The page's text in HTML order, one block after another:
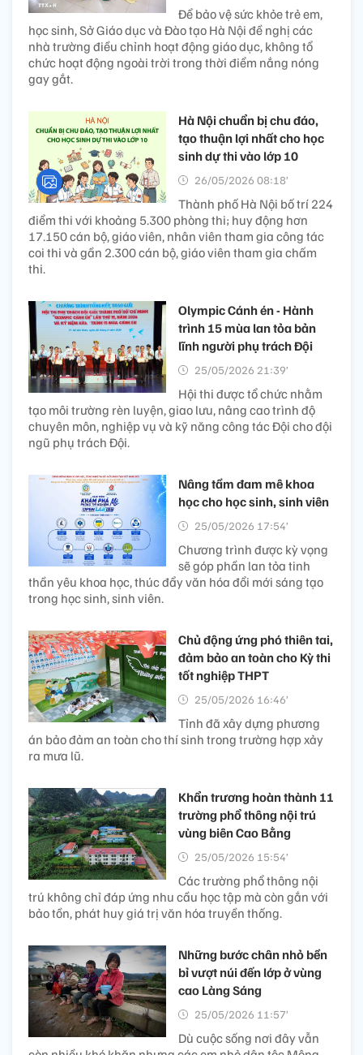
Để bảo vệ sức khỏe trẻ em,
học sinh, Sở Giáo dục và Đào tạo Hà Nội đề nghị các
nhà trường điều chỉnh hoạt động giáo dục, không tổ
chức hoạt động ngoài trời trong thời điểm nắng nóng
gay gắt.
Hà Nội chuẩn bị chu đáo,
tạo thuận lợi nhất cho học
sinh dự thi vào lớp 10
26/05/2026 08:18’
Thành phố Hà Nội bố trí 224
điểm thi với khoảng 5.300 phòng thi; huy động hơn
17.150 cán bộ, giáo viên, nhân viên tham gia công tác
coi thi và gần 2.300 cán bộ, giáo viên tham gia chấm
thi.
Olympic Cánh én - Hành
trình 15 mùa lan tỏa bản
lĩnh người phụ trách Đội
25/05/2026 21:39’
Hội thi được tổ chức nhằm
tạo môi trường rèn luyện, giao lưu, nâng cao trình độ
chuyên môn, nghiệp vụ và kỹ năng công tác Đội cho đội
ngũ phụ trách Đội.
Nâng tầm đam mê khoa
học cho học sinh, sinh viên
25/05/2026 17:54’
Chương trình được kỳ vọng
sẽ góp phần lan tỏa tinh
thần yêu khoa học, thúc đẩy văn hóa đổi mới sáng tạo
trong học sinh, sinh viên.
Chủ động ứng phó thiên tai,
đảm bảo an toàn cho Kỳ thi
tốt nghiệp​ THPT
25/05/2026 16:46’
Tỉnh đã xây dựng phương
án bảo đảm an toàn cho thí sinh trong trường hợp xảy
ra mưa lũ.
Khẩn trương hoàn thành 11
trường phổ thông nội trú
vùng biên Cao Bằng
25/05/2026 15:54’
Các trường phổ thông nội
trú không chỉ đáp ứng nhu cầu học tập mà còn gắn với
bảo tồn, phát huy giá trị văn hóa truyền thống.
Những bước chân nhỏ bền
bỉ vượt núi đến lớp ở vùng
cao Làng Sáng
25/05/2026 11:57’
Dù cuộc sống nơi đây vẫn